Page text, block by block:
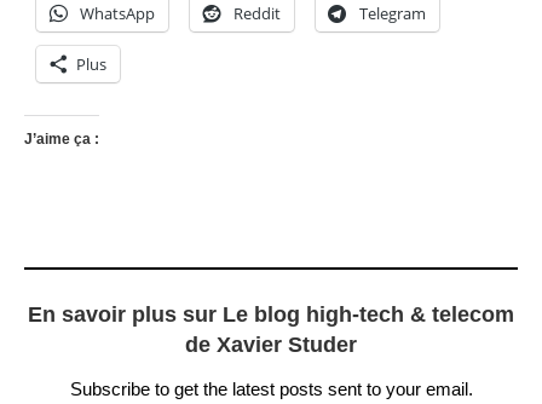
WhatsApp Reddit Telegram
Plus
J’aime ça :
En savoir plus sur Le blog high-tech & telecom
de Xavier Studer
Subscribe to get the latest posts sent to your email.